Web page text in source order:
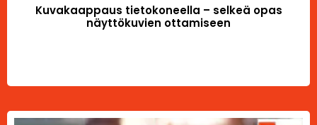
Kuvakaappaus tietokoneella – selkeä opas
näyttökuvien ottamiseen